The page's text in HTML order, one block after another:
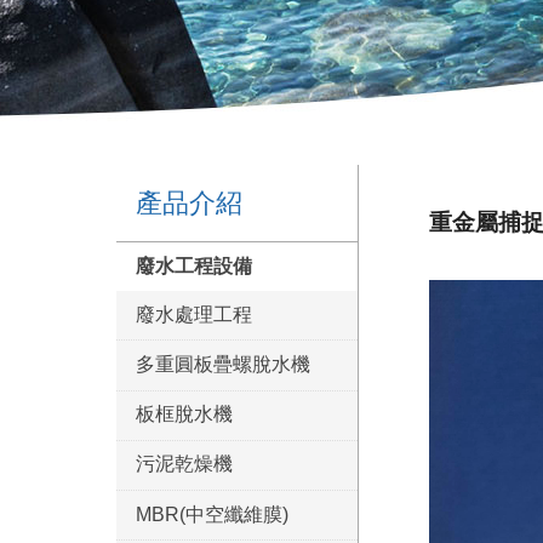
產品介紹
廢水工程設備
廢水處理工程
多重圓板疊螺脫水機
板框脫水機
污泥乾燥機
MBR(中空纖維膜)
重金屬捕